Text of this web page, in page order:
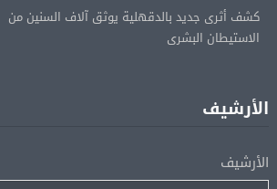
الاستيطان البشرى
خلاف متصاعد بشأن الهجرة
الأرشيف
الأرشيف